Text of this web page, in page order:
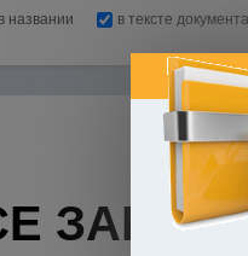
в названии в тексте документа